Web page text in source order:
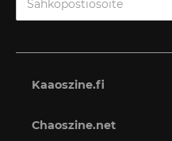
Kaaoszine.fi
Chaoszine.net